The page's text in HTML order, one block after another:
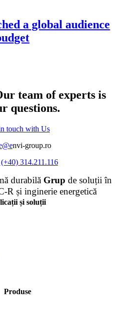
a global audience
team of experts is
questions.
touch with Us
nvi-group.ro
(+40) 314.211.116
durabilă Grup de soluții în
R și inginerie energetică
și soluții
Produse